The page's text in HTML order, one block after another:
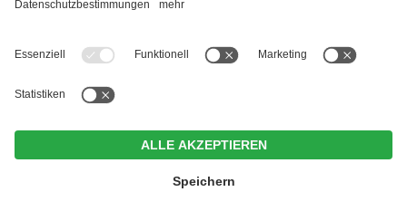
Hotel Brunner
können Fehler auftreten. Wir übernehmen keine Gewähr für
Informieren Sie sich sicherheitshalber nochmals beim
Veranstalter vor Ort über die aktuellen Bedingungen.
Einstellungen| MwSt.-Nr. IT02365710215